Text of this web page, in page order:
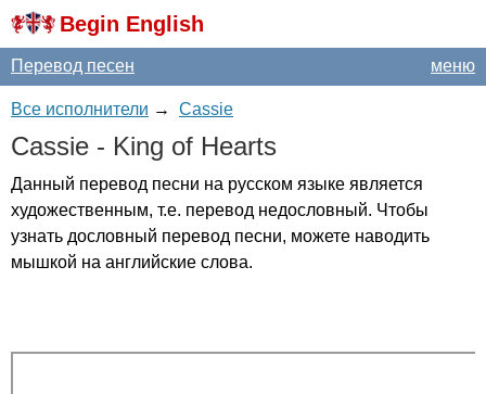
Begin English
меню
Перевод песен
Все исполнители → Cassie
Cassie - King of Hearts
Данный перевод песни на русском языке является
художественным, т.е. перевод недословный. Чтобы
узнать дословный перевод песни, можете наводить
мышкой на английские слова.